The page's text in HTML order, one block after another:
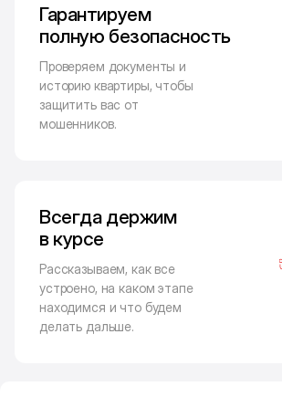
Гарантируем
полную безопасность
Проверяем документы и
историю квартиры, чтобы
защитить вас от
мошенников.
Всегда держим
в курсе
Рассказываем, как все
устроено, на каком этапе
находимся и что будем
делать дальше.